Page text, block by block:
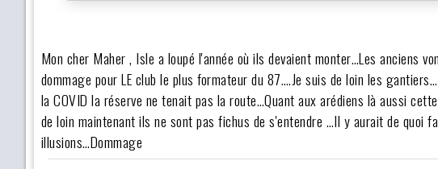
Mon cher Maher , Isle a loupé l'année où ils devaient monter…Les anciens
dommage pour LE club le plus formateur du 87….Je suis de loin les
la COVID la réserve ne tenait pas la route…Quant aux arédiens là aussi
de loin maintenant ils ne sont pas fichus de s'entendre …Il y aurait de quoi
illusions…Dommage